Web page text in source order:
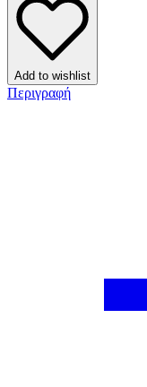
Add to wishlist
Περιγραφή